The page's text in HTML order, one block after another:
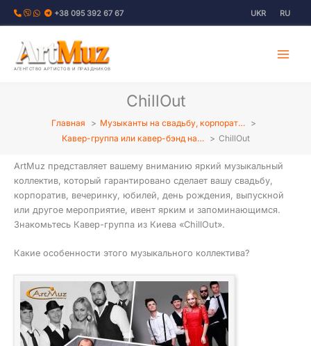
Перейти
+38 095 392 67 67 UKR RU
АГЕНТСТВО АРТИСТОВ И ПРАЗДНИКОВ
ChillOut
Главная
Музыканты на свадьбу, корпорат…
Кавер-группа или кавер-бэнд на…
ChillOut
ArtMuz представляет вашему вниманию яркий музыкальный
коллектив, который гарантировано сделает вашу свадьбу,
корпоратив, вечеринку, юбилей, день рождения, выпускной
или другое мероприятие, ивент ярким и запоминающимся.
Знакомьтесь Кавер-группа из Киева «ChillОut».
Какие особенности этого музыкального коллектива?